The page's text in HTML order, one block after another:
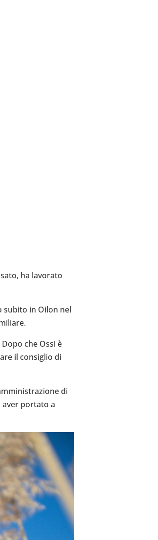
ha lavo­rato
subito in Oilon nel
che Ossi è
il con­si­glio di
di
aver portato a